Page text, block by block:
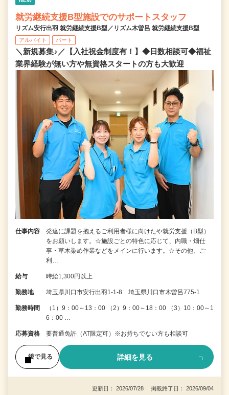
就労継続支援B型施設でのサポートスタッフ
リズム安行出羽 就労継続支援B型／リズム木曽呂 就労継続支援B型
アルバイト パート
＼新規募集♪／【入社祝金制度有！】◆日数相談可◆福祉
業界経験が無い方や無資格スタートの方も大歓迎
仕事内容
発達に課題を抱えるご利用者様に向けたや就労支援（B型）
をお願いします。☆施設ごとの特色に応じて、内職・畑仕
事・草木染め作業などをメインに行います。☆その他、ご
利…
給与 時給1,300円以上
勤務地 埼玉県川口市安行出羽1-1-8 埼玉県川口市木曽呂775-1
勤務時間
（1）9：00～13：00 （2）9：00～18：00 （3）10：00～1
6：00 …
応募資格 要普通免許（AT限定可）※お持ちでない方も相談可
後で見る 詳細を見る
更新日： 2026/07/28 掲載終了日： 2026/09/04